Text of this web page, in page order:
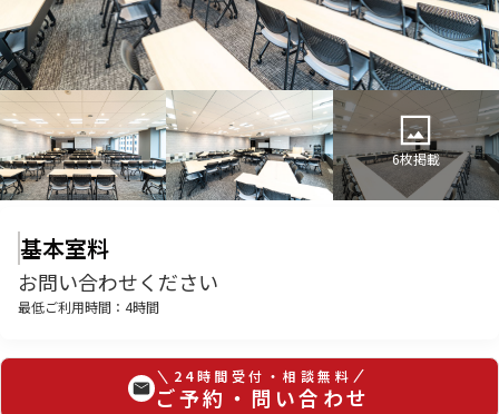
6枚掲載
基本室料
お問い合わせください
最低ご利用時間： 4時間
24時間受付・相談無料
ご予約・問い合わせ